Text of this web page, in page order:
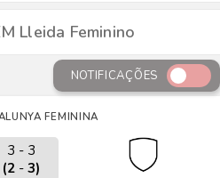
Lleida Feminino
NOTIFICAÇÕES
FEMININA
3 - 3
(2- 3)